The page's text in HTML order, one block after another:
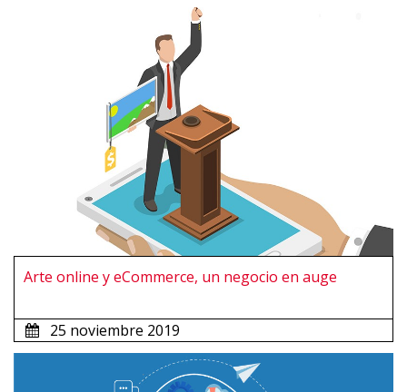
Arte online y eCommerce, un negocio en auge
25 noviembre 2019